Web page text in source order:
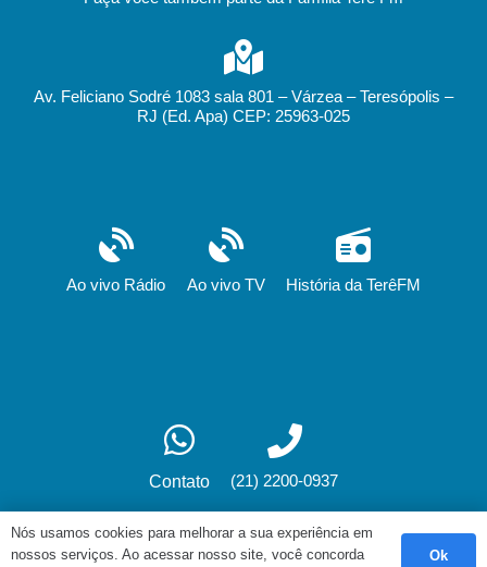
Av. Feliciano Sodré 1083 sala 801 – Várzea – Teresópolis –
RJ (Ed. Apa) CEP: 25963-025
Ao vivo Rádio Ao vivo TV História da TerêFM
Contato (21) 2200-0937
Desenvolvimento: fox.art.br
Nós usamos cookies para melhorar a sua experiência em
nossos serviços. Ao acessar nosso site, você concorda
Ok